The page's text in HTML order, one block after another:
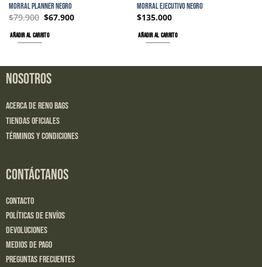
MORRAL PLANNER NEGRO
$79.900 $67.900
AÑADIR AL CARRITO
MORRAL EJECUTIVO NEGRO
$135.000
AÑADIR AL CARRITO
NOSOTROS
Acerca de Reno Bags
Tiendas Oficiales
Términos y Condiciones
CONTÁCTANOS
Contacto
Políticas de Envíos
Devoluciones
Medios de Pago
Preguntas Frecuentes